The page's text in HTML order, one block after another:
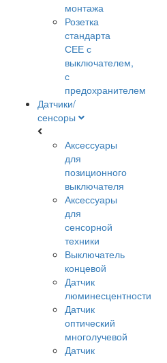
монтажа
Розетка
стандарта
СЕЕ с
выключателем,
с
предохранителем
Датчики/
сенсоры
Аксессуары
для
позиционного
выключателя
Аксессуары
для
сенсорной
техники
Выключатель
концевой
Датчик
люминесцентности
Датчик
оптический
многолучевой
Датчик